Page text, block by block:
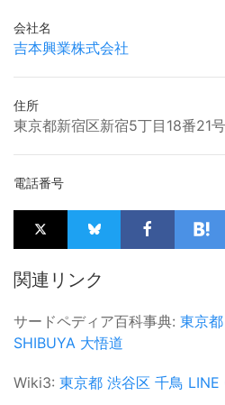
会社名
吉本興業株式会社
住所
東京都新宿区新宿5丁目18番21号
電話番号
関連リンク
サードペディア百科事典: 東京都
SHIBUYA 大悟道
Wiki3: 東京都 渋谷区 千鳥 LINE